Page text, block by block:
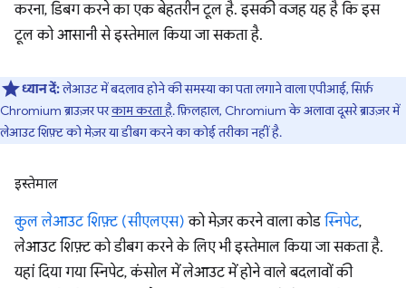
करना, डिबग करने का एक बेहतरीन टूल है. इसकी वजह यह है कि इस
टूल को आसानी से इस्तेमाल किया जा सकता है.
ध्यान दें:लेआउट में बदलाव होने की समस्या का पता लगाने वाला एपीआई, सिर्फ़
Chromium ब्राउज़र परकाम करता है. फ़िलहाल, Chromium के अलावा दूसरे ब्राउज़र में
लेआउट शिफ़्ट को मेज़र या डीबग करने का कोई तरीका नहीं है.
इस्तेमाल
कुल लेआउट शिफ़्ट (सीएलएस) को मेज़र करने वाला कोड स्निपेट,
लेआउट शिफ़्ट को डीबग करने के लिए भी इस्तेमाल किया जा सकता है.
यहां दिया गया स्निपेट, कंसोल में लेआउट में होने वाले बदलावों की